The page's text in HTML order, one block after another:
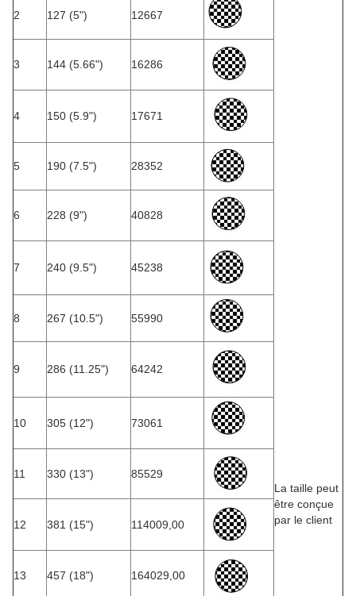
La taille peut
être conçue
par le client
2 127 (5") 12667
3 144 (5.66") 16286
4 150 (5.9") 17671
5 190 (7.5") 28352
6 228 (9") 40828
7 240 (9.5") 45238
8 267 (10.5") 55990
9 286 (11.25") 64242
10 305 (12") 73061
11 330 (13") 85529
12 381 (15") 114009,00
13 457 (18") 164029,00